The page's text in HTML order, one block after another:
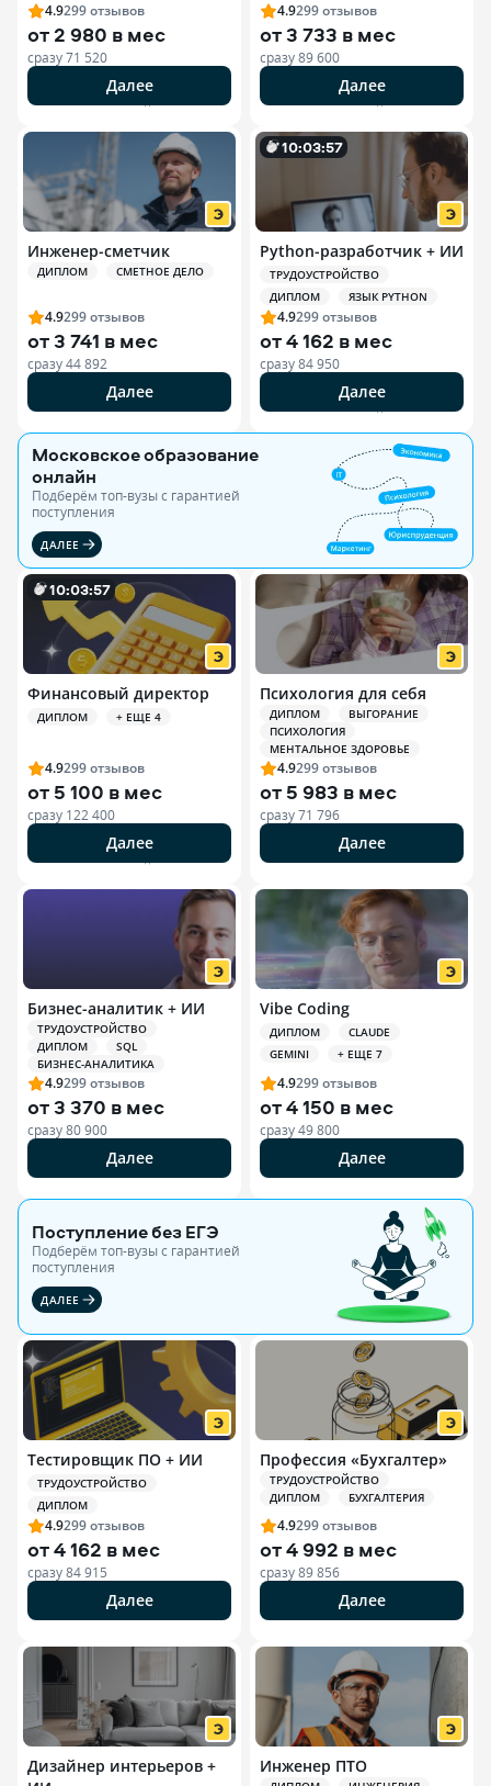
4.9299отзывов
от2 980 в мес
сразу71 520
Далее
4.9299отзывов
от3 733 в мес
сразу89 600
Далее
Инженер-сметчик
ДИПЛОМ СМЕТНОЕ ДЕЛО
4.9299отзывов
от3 741 в мес
сразу44 892
Далее
10:03:55
Python-разработчик + ИИ
ТРУДОУСТРОЙСТВО
ДИПЛОМ
ЯЗЫК PYTHON
4.9299отзывов
от4 162 в мес
сразу84 950
Далее
Московское образование
онлайн
Подберём топ-вузы c гарантией
поступления
ДАЛЕЕ
10:03:55
Финансовый директор
ДИПЛОМ + ЕЩЕ 4
4.9299отзывов
от 5 100 в мес
сразу 122 400
Далее
Психология для себя
ДИПЛОМ
ВЫГОРАНИЕ
ПСИХОЛОГИЯ
МЕНТАЛЬНОЕ ЗДОРОВЬЕ
4.9299отзывов
от 5 983 в мес
сразу71 796
Далее
Бизнес-аналитик + ИИ
ТРУДОУСТРОЙСТВО
ДИПЛОМ
SQL
БИЗНЕС-АНАЛИТИКА
4.9299отзывов
от3 370 в мес
сразу80 900
Далее
Vibe Coding
ДИПЛОМ
CLAUDE
GEMINI
+ ЕЩЕ 7
4.9299отзывов
от4 150 в мес
сразу49 800
Далее
Поступление без ЕГЭ
Подберём топ-вузы c гарантией
поступления
ДАЛЕЕ
Тестировщик ПО + ИИ
ТРУДОУСТРОЙСТВО
ДИПЛОМ
4.9299отзывов
от4 162 в мес
сразу84 915
Далее
Профессия «Бухгалтер»
ТРУДОУСТРОЙСТВО
ДИПЛОМ
БУХГАЛТЕРИЯ
4.9299отзывов
от4 992 в мес
сразу89 856
Далее
Дизайнер интерьеров +
Инженер ПТО